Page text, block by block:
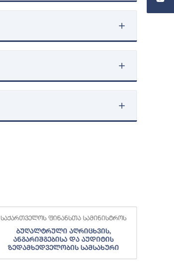
საქართველოს ფინანსთა სამინისტროს
ბუღალტრული აღრიცხვის,
ანგარიშგებისა და აუდიტის
ზედამხედველობის სამსახური